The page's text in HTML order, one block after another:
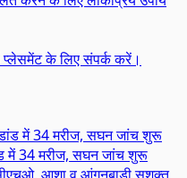
प्लेसमेंट के लिए संपर्क करें।
में 34 मरीज, सघन जांच शुरू